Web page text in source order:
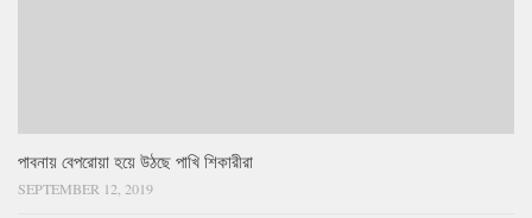
পাবনায় বেপরোয়া হয়ে উঠছে পাখি শিকারীরা
SEPTEMBER 12, 2019